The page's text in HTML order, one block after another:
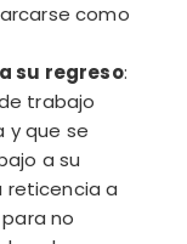
como
su regreso:
trabajo
y que se
a su
reticencia a
no